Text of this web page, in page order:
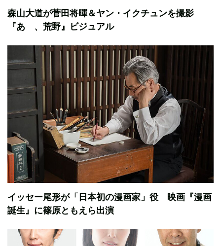
森山大道が菅田将暉＆ヤン・イクチュンを撮影
『あゝ、荒野』ビジュアル
イッセー尾形が「日本初の漫画家」役 映画『漫画
誕生』に篠原ともえら出演